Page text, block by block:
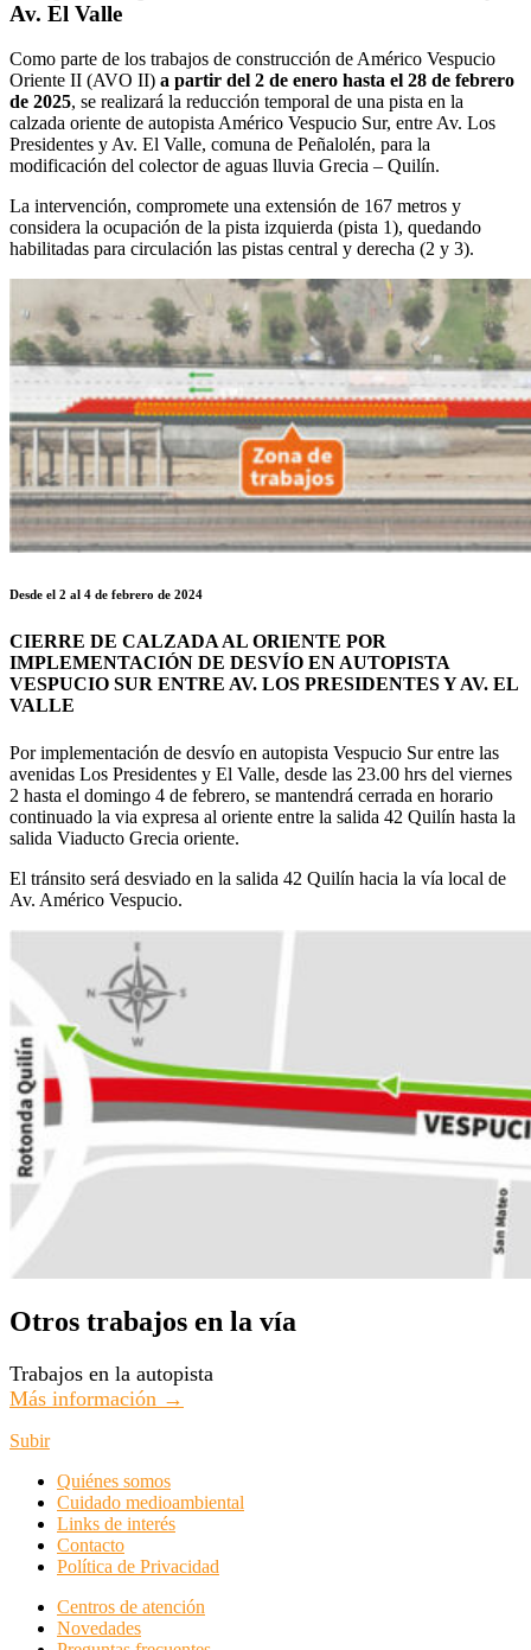
Av. El Valle
Como parte de los trabajos de construcción de Américo Vespucio
Oriente II (AVO II) a partir del 2 de enero hasta el 28 de febrero
de 2025, se realizará la reducción temporal de una pista en la
calzada oriente de autopista Américo Vespucio Sur, entre Av. Los
Presidentes y Av. El Valle, comuna de Peñalolén, para la
modificación del colector de aguas lluvia Grecia – Quilín.
La intervención, compromete una extensión de 167 metros y
considera la ocupación de la pista izquierda (pista 1), quedando
habilitadas para circulación las pistas central y derecha (2 y 3).
Desde el 2 al 4 de febrero de 2024
CIERRE DE CALZADA AL ORIENTE POR
IMPLEMENTACIÓN DE DESVÍO EN AUTOPISTA
VESPUCIO SUR ENTRE AV. LOS PRESIDENTES Y AV. EL
VALLE
Por implementación de desvío en autopista Vespucio Sur entre las
avenidas Los Presidentes y El Valle, desde las 23.00 hrs del viernes
2 hasta el domingo 4 de febrero, se mantendrá cerrada en horario
continuado la via expresa al oriente entre la salida 42 Quilín hasta la
salida Viaducto Grecia oriente.
El tránsito será desviado en la salida 42 Quilín hacia la vía local de
Av. Américo Vespucio.
Otros trabajos en la vía
Trabajos en la autopista
Más información →
Subir
Quiénes somos
Cuidado medioambiental
Links de interés
Contacto
Política de Privacidad
Centros de atención
Novedades